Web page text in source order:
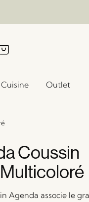
Cuisine Outlet
Coussin
Agenda associe le